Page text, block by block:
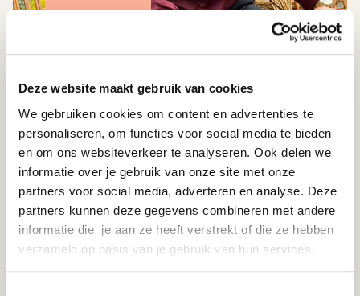
Deze website maakt gebruik van cookies
We gebruiken cookies om content en advertenties te
personaliseren, om functies voor social media te bieden
en om ons websiteverkeer te analyseren. Ook delen we
informatie over je gebruik van onze site met onze
partners voor social media, adverteren en analyse. Deze
partners kunnen deze gegevens combineren met andere
informatie die je aan ze heeft verstrekt of die ze hebben
verzameld op basis van je gebruik van hun services.
12-02-2026
mensen achter de spullen
Bij Kringloopcentrum Amersfoort-Leusden krijgt bijna
alles een tweede kans: spullen, materialen én mensen.
Lees verder